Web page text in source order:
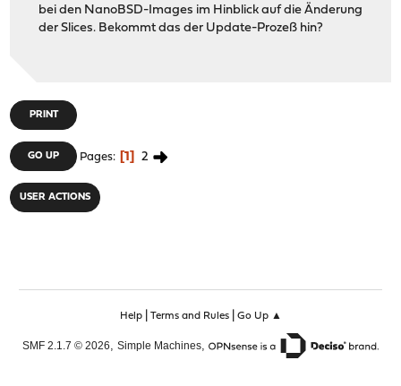
bei den NanoBSD-Images im Hinblick auf die Änderung
der Slices. Bekommt das der Update-Prozeß hin?
PRINT
GO UP Pages 1 2
USER ACTIONS
Help| Terms and Rules| Go Up ▲
SMF 2.1.7 © 2026, Simple Machines,